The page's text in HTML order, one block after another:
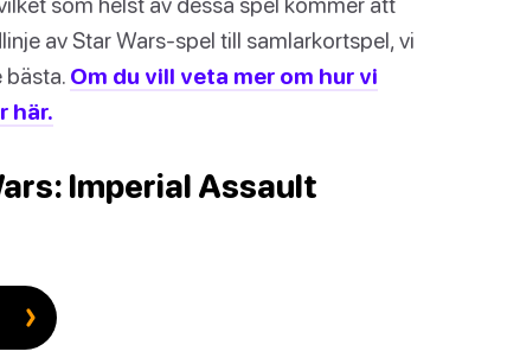
av Star Wars-spel till samlarkortspel, vi
bästa. Om du vill veta mer om hur vi
här.
Imperial Assault